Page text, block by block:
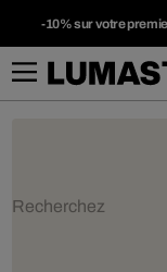
-10% sur votre